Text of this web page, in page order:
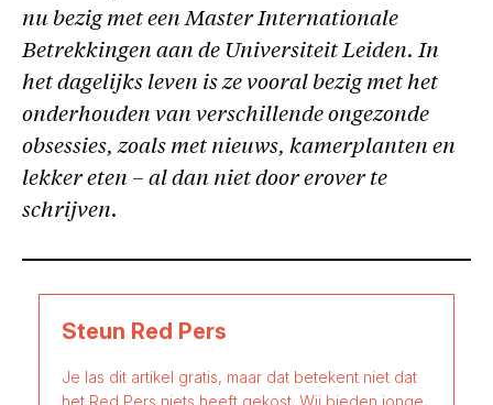
nu bezig met een Master Internationale
Betrekkingen aan de Universiteit Leiden. In
het dagelijks leven is ze vooral bezig met het
onderhouden van verschillende ongezonde
obsessies, zoals met nieuws, kamerplanten en
lekker eten – al dan niet door erover te
schrijven.
Steun Red Pers
Je las dit artikel gratis, maar dat betekent niet dat
het Red Pers niets heeft gekost. Wij bieden jonge,